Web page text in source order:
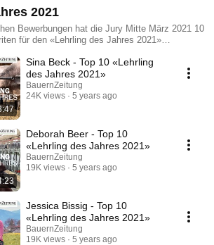
2021
Bewerbungen hat die Jury Mitte März 2021 10
für den «Lehrling des Jahres 2021»
Favoriten vorgestellt. Pro Woche werden jeweils
Zu jedem Lernenden gibt es einen Artikel
bis Ende Mai folgt das Leser-Voting, bei dem Sie
der «Lehrling des Jahres 2021» wird.
Sina Beck - Top 10 «Lehrling
des Jahres 2021»
BauernZeitung
24K views
5 years ago
Deborah Beer - Top 10
«Lehrling des Jahres 2021»
BauernZeitung
19K views
5 years ago
Jessica Bissig - Top 10
«Lehrling des Jahres 2021»
BauernZeitung
19K views
5 years ago